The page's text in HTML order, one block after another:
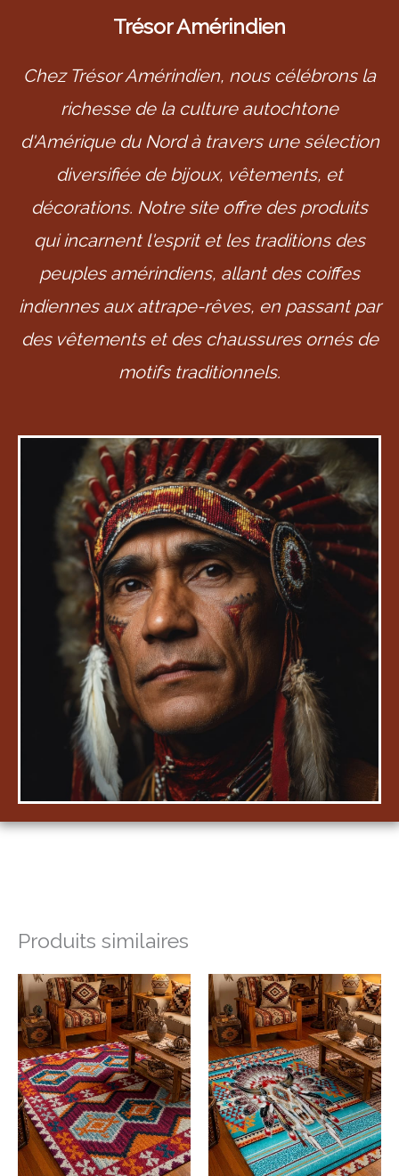
Trésor Amérindien
Chez Trésor Amérindien, nous célébrons la
richesse de la culture autochtone
d'Amérique du Nord à travers une sélection
diversifiée de bijoux, vêtements, et
décorations. Notre site offre des produits
qui incarnent l'esprit et les traditions des
peuples amérindiens, allant des coiffes
indiennes aux attrape-rêves, en passant par
des vêtements et des chaussures ornés de
motifs traditionnels.
Produits similaires
Plage
de
prix :
46,99€
à
703,99€
Plage
de
prix :
108,99€
à
168,99€